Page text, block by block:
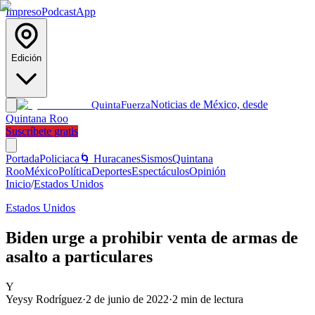
ImpresoPodcastApp
Edición
QuintaFuerzaNoticias de México, desde
Quintana Roo
Suscríbete gratis
PortadaPoliciaca 🌀 HuracanesSismosQuintana
RooMéxicoPolíticaDeportesEspectáculosOpinión
Inicio/Estados Unidos
Estados Unidos
Biden urge a prohibir venta de armas de
asalto a particulares
Y
Yeysy Rodríguez·2 de junio de 2022·2 min de lectura